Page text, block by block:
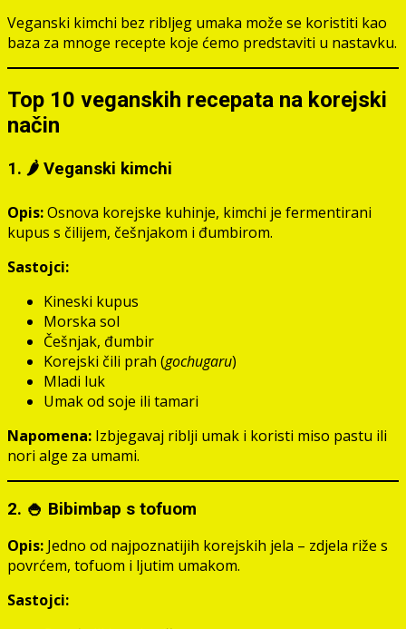
Veganski kimchi bez ribljeg umaka može se koristiti kao
baza za mnoge recepte koje ćemo predstaviti u nastavku.
Top 10 veganskih recepata na korejski
način
1. 🌶️ Veganski kimchi
Opis:Osnova korejske kuhinje, kimchi je fermentirani
kupus s čilijem, češnjakom i đumbirom.
Sastojci:
Kineski kupus
Morska sol
Češnjak, đumbir
Korejski čili prah (gochugaru)
Mladi luk
Umak od soje ili tamari
Napomena: Izbjegavaj riblji umak i koristi miso pastu ili
nori alge za umami.
2. 🍚 Bibimbap s tofuom
Opis: Jedno od najpoznatijih korejskih jela – zdjela riže s
povrćem, tofuom i ljutim umakom.
Sastojci: